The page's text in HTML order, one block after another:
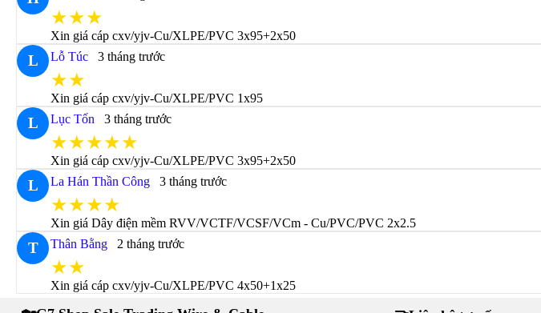
★★★
Xin giá cáp cxv/yjv-Cu/XLPE/PVC 3x95+2x50
L Lỗ Túc 3 tháng trước
★★
Xin giá cáp cxv/yjv-Cu/XLPE/PVC 1x95
L Lục Tốn 3 tháng trước
★★★★★
Xin giá cáp cxv/yjv-Cu/XLPE/PVC 3x95+2x50
L La Hán Thần Công 3 tháng trước
★★★★
Xin giá Dây điện mềm RVV/VCTF/VCSF/VCm - Cu/PVC/PVC 2x2.5
T Thân Bằng 2 tháng trước
★★
Xin giá cáp cxv/yjv-Cu/XLPE/PVC 4x50+1x25